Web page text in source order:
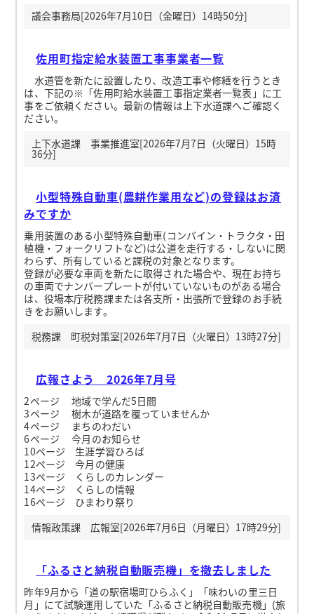
議会事務局[2026年7月10日（金曜日）14時50分]
佐用町指定給水装置工事事業者一覧
水道管を新たに設置したり、改造工事や修繕を行うとき
は、下記の※「佐用町給水装置工事指定業者一覧表」に工
事をご依頼ください。最新の情報は上下水道課へご確認く
ださい。
上下水道課 事業推進室[2026年7月7日（火曜日）15時
36分]
小型特殊自動車(農耕作業用など)の登録はお済
みですか
乗用装置のある小型特殊自動車(コンバイン・トラクタ・田
植機・フォークリフトなど)は公道を走行する・しないに関
わらず、所有していると課税の対象となります。
登録が必要な車両を新たに取得された場合や、現在お持ち
の車両でナンバープレートが付いていないものがある場合
は、役場本庁税務課または各支所・出張所で登録のお手続
きをお願いします。
税務課 町税対策室[2026年7月7日（火曜日）13時27分]
広報さよう 2026年7月号
2ページ 地域で学んだ5日間
3ページ 樹木が道路を覆っていませんか
4ページ まちのわだい
6ページ 今月のお知らせ
10ページ 生涯学習ひろば
12ページ 今月の健康
13ページ くらしのカレンダー
14ページ くらしの情報
16ページ ひまわり祭り
情報政策課 広報室[2026年7月6日（月曜日）17時29分]
「ふるさと納税自動販売機」を撤去しました
昨年9月から「道の駅宿場町ひらふく」「味わいの里三日
月」にて試験運用していた「ふるさと納税自動販売機」(旅